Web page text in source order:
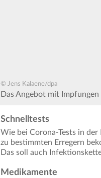
© Jens Kalaene/dpa
Das Angebot mit
Schnelltests
Wie bei Corona-Tests in
zu bestimmten Erregern
Das soll auch
Medikamente